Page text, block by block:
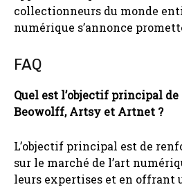
collectionneurs du monde
numérique s’annonce
FAQ
Quel est l’objectif principal
Beowolff, Artsy et Artnet ?
L’objectif principal est de
sur le marché de l’art
leurs expertises et en offrant